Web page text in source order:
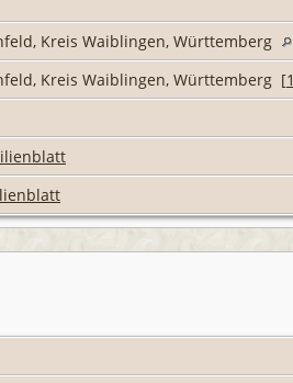
Kreis Waiblingen, Württemberg
Kreis Waiblingen, Württemberg [1